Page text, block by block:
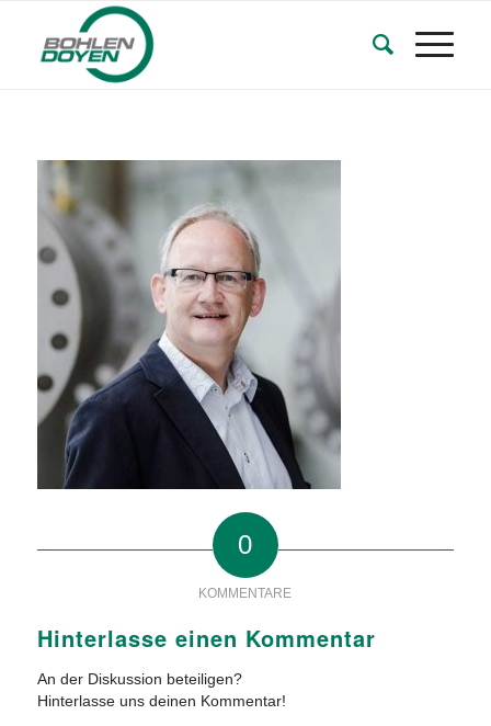
0
KOMMENTARE
Hinterlasse einen Kommentar
An der Diskussion beteiligen?
Hinterlasse uns deinen Kommentar!